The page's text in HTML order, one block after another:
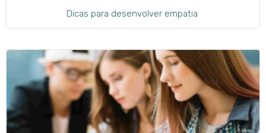
Dicas para desenvolver empatia